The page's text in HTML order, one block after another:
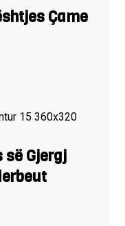
Çame
së Gjergj